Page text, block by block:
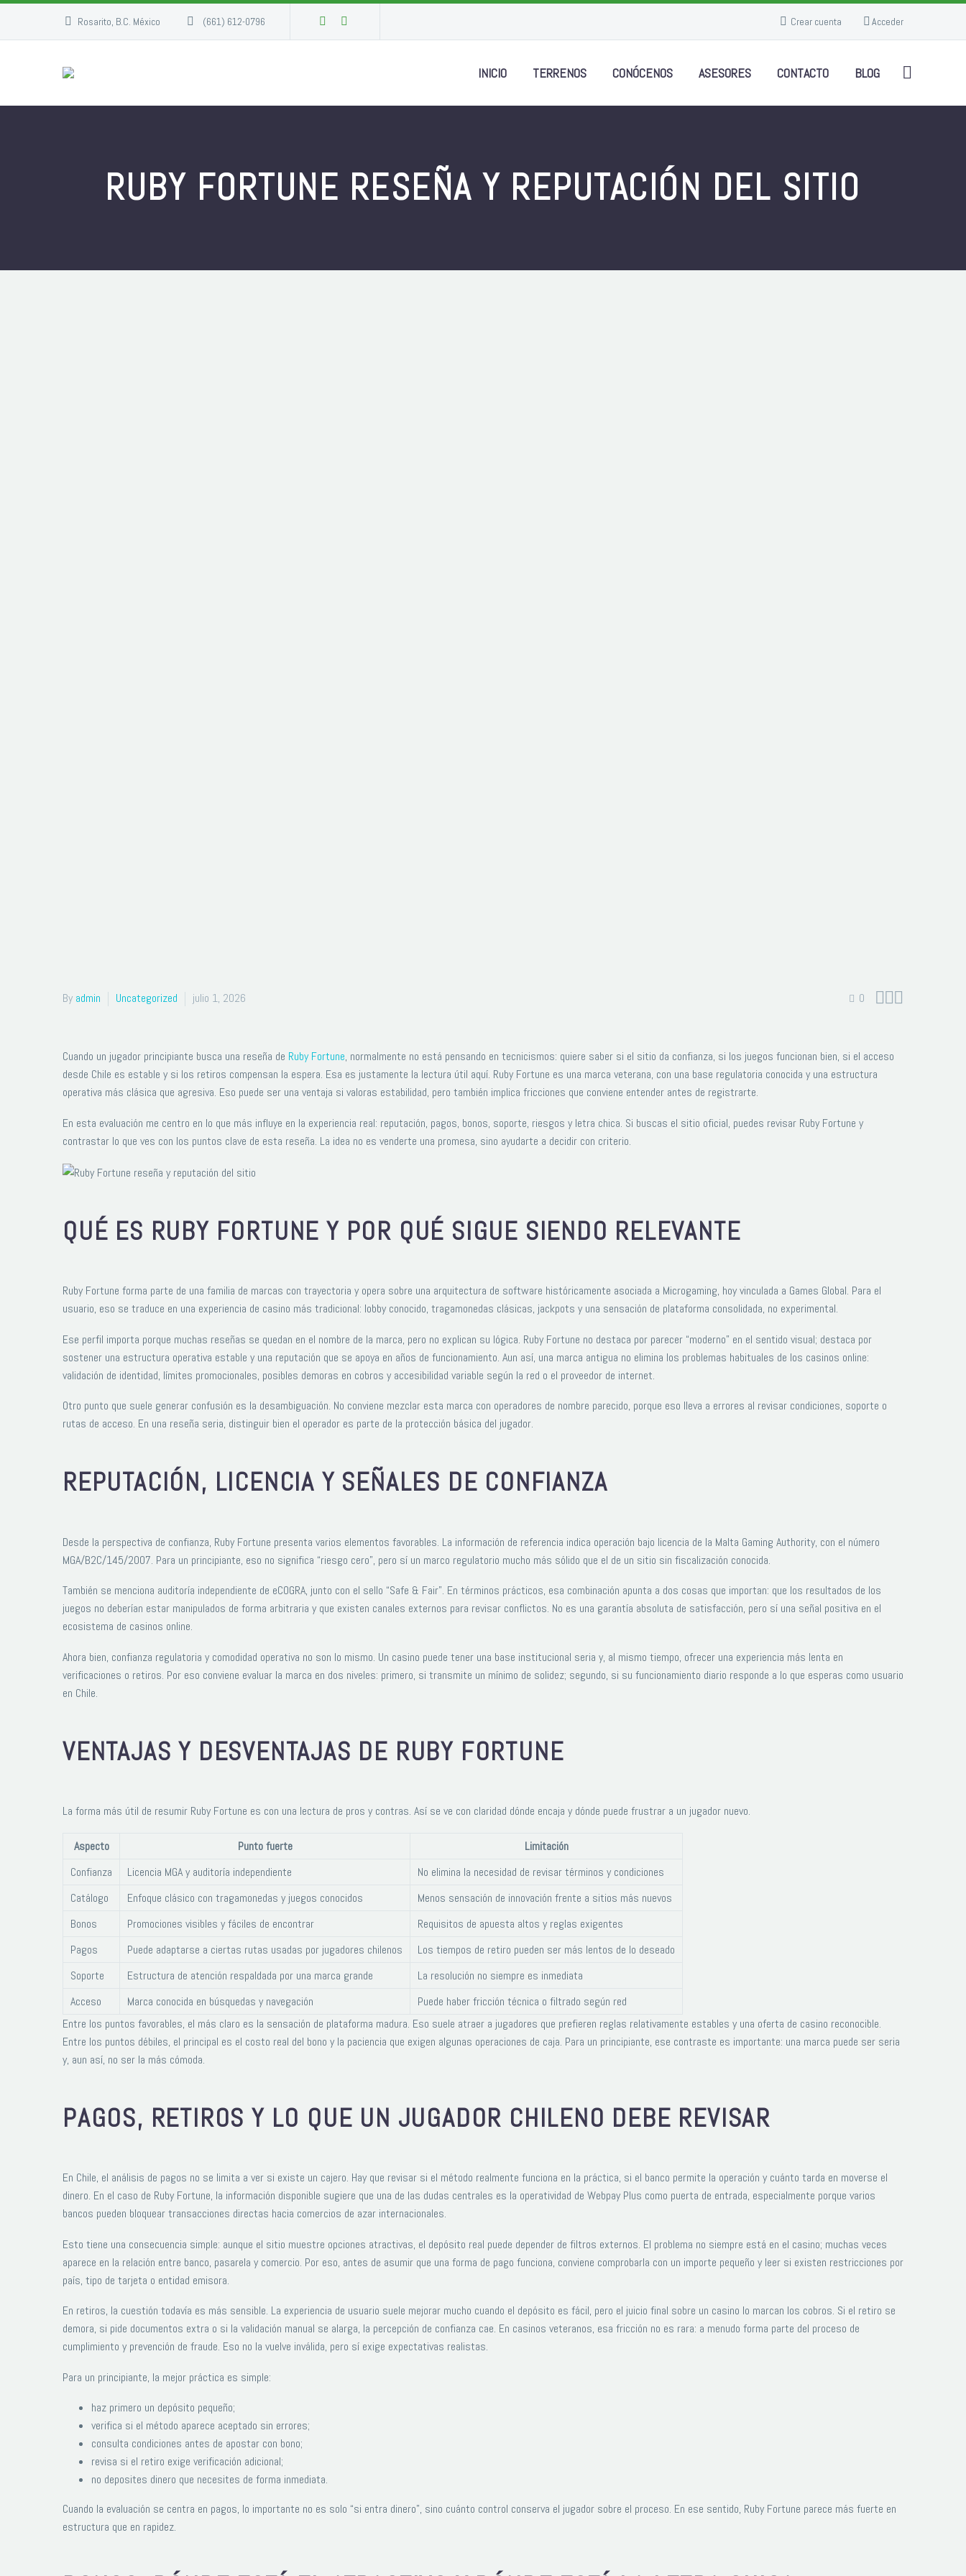
Rosarito, B.C. México (661) 612-0796 Crear cuenta Acceder
INICIO TERRENOS CONÓCENOS ASESORES CONTACTO BLOG
RUBY FORTUNE RESEÑA Y REPUTACIÓN DEL SITIO
0 
By admin Uncategorized julio 1, 2026
Cuando un jugador principiante busca una reseña de Ruby Fortune, normalmente no está pensando en tecnicismos: quiere saber si el sitio da confianza, si los juegos funcionan bien, si el acceso
desde Chile es estable y si los retiros compensan la espera. Esa es justamente la lectura útil aquí. Ruby Fortune es una marca veterana, con una base regulatoria conocida y una estructura
operativa más clásica que agresiva. Eso puede ser una ventaja si valoras estabilidad, pero también implica fricciones que conviene entender antes de registrarte.
En esta evaluación me centro en lo que más influye en la experiencia real: reputación, pagos, bonos, soporte, riesgos y letra chica. Si buscas el sitio oficial, puedes revisar Ruby Fortune y
contrastar lo que ves con los puntos clave de esta reseña. La idea no es venderte una promesa, sino ayudarte a decidir con criterio.
QUÉ ES RUBY FORTUNE Y POR QUÉ SIGUE SIENDO RELEVANTE
Ruby Fortune forma parte de una familia de marcas con trayectoria y opera sobre una arquitectura de software históricamente asociada a Microgaming, hoy vinculada a Games Global. Para el
usuario, eso se traduce en una experiencia de casino más tradicional: lobby conocido, tragamonedas clásicas, jackpots y una sensación de plataforma consolidada, no experimental.
Ese perfil importa porque muchas reseñas se quedan en el nombre de la marca, pero no explican su lógica. Ruby Fortune no destaca por parecer “moderno” en el sentido visual; destaca por
sostener una estructura operativa estable y una reputación que se apoya en años de funcionamiento. Aun así, una marca antigua no elimina los problemas habituales de los casinos online:
validación de identidad, límites promocionales, posibles demoras en cobros y accesibilidad variable según la red o el proveedor de internet.
Otro punto que suele generar confusión es la desambiguación. No conviene mezclar esta marca con operadores de nombre parecido, porque eso lleva a errores al revisar condiciones, soporte o
rutas de acceso. En una reseña seria, distinguir bien el operador es parte de la protección básica del jugador.
REPUTACIÓN, LICENCIA Y SEÑALES DE CONFIANZA
Desde la perspectiva de confianza, Ruby Fortune presenta varios elementos favorables. La información de referencia indica operación bajo licencia de la Malta Gaming Authority, con el número
MGA/B2C/145/2007. Para un principiante, eso no significa “riesgo cero”, pero sí un marco regulatorio mucho más sólido que el de un sitio sin fiscalización conocida.
También se menciona auditoría independiente de eCOGRA, junto con el sello “Safe & Fair”. En términos prácticos, esa combinación apunta a dos cosas que importan: que los resultados de los
juegos no deberían estar manipulados de forma arbitraria y que existen canales externos para revisar conflictos. No es una garantía absoluta de satisfacción, pero sí una señal positiva en el
ecosistema de casinos online.
Ahora bien, confianza regulatoria y comodidad operativa no son lo mismo. Un casino puede tener una base institucional seria y, al mismo tiempo, ofrecer una experiencia más lenta en
verificaciones o retiros. Por eso conviene evaluar la marca en dos niveles: primero, si transmite un mínimo de solidez; segundo, si su funcionamiento diario responde a lo que esperas como usuario
en Chile.
VENTAJAS Y DESVENTAJAS DE RUBY FORTUNE
La forma más útil de resumir Ruby Fortune es con una lectura de pros y contras. Así se ve con claridad dónde encaja y dónde puede frustrar a un jugador nuevo.
Aspecto Punto fuerte
Limitación
Confianza
Licencia MGA y auditoría independiente
No elimina la necesidad de revisar términos y condiciones
Catálogo
Enfoque clásico con tragamonedas y juegos conocidos
Menos sensación de innovación frente a sitios más nuevos
Bonos
Promociones visibles y fáciles de encontrar
Requisitos de apuesta altos y reglas exigentes
Pagos
Puede adaptarse a ciertas rutas usadas por jugadores chilenos
Los tiempos de retiro pueden ser más lentos de lo deseado
Soporte
Estructura de atención respaldada por una marca grande
La resolución no siempre es inmediata
Acceso
Marca conocida en búsquedas y navegación
Puede haber fricción técnica o filtrado según red
Entre los puntos favorables, el más claro es la sensación de plataforma madura. Eso suele atraer a jugadores que prefieren reglas relativamente estables y una oferta de casino reconocible.
Entre los puntos débiles, el principal es el costo real del bono y la paciencia que exigen algunas operaciones de caja. Para un principiante, ese contraste es importante: una marca puede ser seria
y, aun así, no ser la más cómoda.
PAGOS, RETIROS Y LO QUE UN JUGADOR CHILENO DEBE REVISAR
En Chile, el análisis de pagos no se limita a ver si existe un cajero. Hay que revisar si el método realmente funciona en la práctica, si el banco permite la operación y cuánto tarda en moverse el
dinero. En el caso de Ruby Fortune, la información disponible sugiere que una de las dudas centrales es la operatividad de Webpay Plus como puerta de entrada, especialmente porque varios
bancos pueden bloquear transacciones directas hacia comercios de azar internacionales.
Esto tiene una consecuencia simple: aunque el sitio muestre opciones atractivas, el depósito real puede depender de filtros externos. El problema no siempre está en el casino; muchas veces
aparece en la relación entre banco, pasarela y comercio. Por eso, antes de asumir que una forma de pago funciona, conviene comprobarla con un importe pequeño y leer si existen restricciones por
país, tipo de tarjeta o entidad emisora.
En retiros, la cuestión todavía es más sensible. La experiencia de usuario suele mejorar mucho cuando el depósito es fácil, pero el juicio final sobre un casino lo marcan los cobros. Si el retiro se
demora, si pide documentos extra o si la validación manual se alarga, la percepción de confianza cae. En casinos veteranos, esa fricción no es rara: a menudo forma parte del proceso de
cumplimiento y prevención de fraude. Eso no la vuelve inválida, pero sí exige expectativas realistas.
Para un principiante, la mejor práctica es simple:
haz primero un depósito pequeño;
verifica si el método aparece aceptado sin errores;
consulta condiciones antes de apostar con bono;
revisa si el retiro exige verificación adicional;
no deposites dinero que necesites de forma inmediata.
Cuando la evaluación se centra en pagos, lo importante no es solo “si entra dinero”, sino cuánto control conserva el jugador sobre el proceso. En ese sentido, Ruby Fortune parece más fuerte en
estructura que en rapidez.